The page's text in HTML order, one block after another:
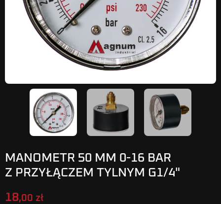
MANOMETR 50 MM 0-16 BAR
Z PRZYŁĄCZEM TYLNYM G1/4"
18,00 zł